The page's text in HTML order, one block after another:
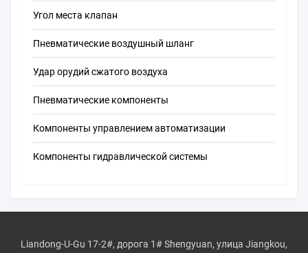
Угол места клапан
Пневматические воздушный шланг
Удар орудий сжатого воздуха
Пневматические компоненты
Компоненты управлением автоматизации
Компоненты гидравлической системы
Liandong-U-Gu 17-2#, дорога 1# Shengyuan, улица Jiangkou,